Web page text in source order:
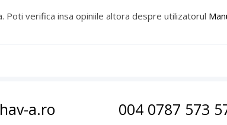
Poti verifica insa opiniile altora despre utilizatorul
uri/ Misiunea Noastră ANPC
a.ro 004 0787 573